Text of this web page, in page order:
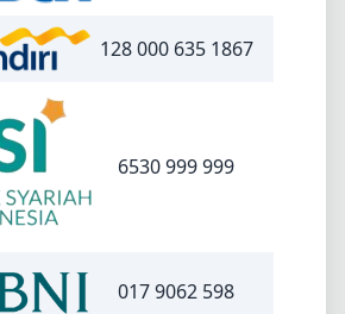
128 000 635 1867
6530 999 999
017 9062 598